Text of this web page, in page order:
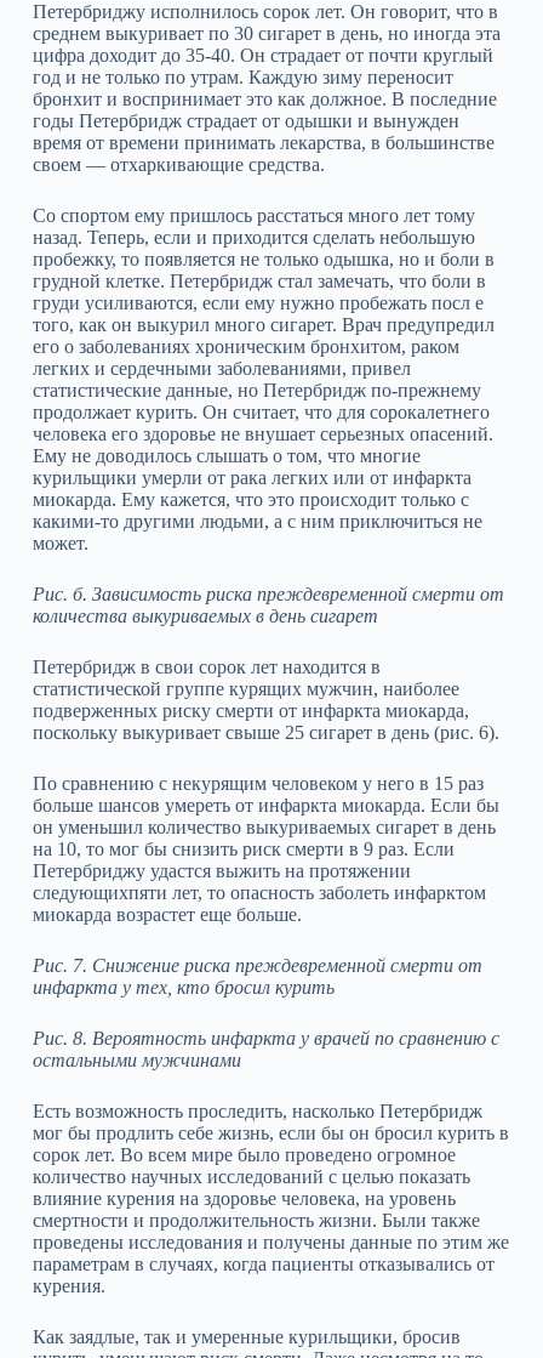
Петербриджу исполнилось сорок лет. Он говорит, что в
среднем выкуривает по 30 сигарет в день, но иногда эта
цифра доходит до 35‑40. Он страдает от почти круглый
год и не только по утрам. Каждую зиму переносит
бронхит и воспринимает это как должное. В последние
годы Петербридж страдает от одышки и вынужден
время от времени принимать лекарства, в большинстве
своем — отхаркивающие средства.
Со спортом ему пришлось расстаться много лет тому
назад. Теперь, если и приходится сделать небольшую
пробежку, то появляется не только одышка, но и боли в
грудной клетке. Петербридж стал замечать, что боли в
груди усиливаются, если ему нужно пробежать посл е
того, как он выкурил много сигарет. Врач предупредил
его о заболеваниях хроническим бронхитом, раком
легких и сердечными заболеваниями, привел
статистические данные, но Петербридж по‑прежнему
продолжает курить. Он считает, что для сорокалетнего
человека его здоровье не внушает серьезных опасений.
Ему не доводилось слышать о том, что многие
курильщики умерли от рака легких или от инфаркта
миокарда. Ему кажется, что это происходит только с
какими‑то другими людьми, а с ним приключиться не
может.
Рис. б. Зависимость риска преждевременной смерти от
количества выкуриваемых в день сигарет
Петербридж в свои сорок лет находится в
статистической группе курящих мужчин, наиболее
подверженных риску смерти от инфаркта миокарда,
поскольку выкуривает свыше 25 сигарет в день (рис. 6).
По сравнению с некурящим человеком у него в 15 раз
больше шансов умереть от инфаркта миокарда. Если бы
он уменьшил количество выкуриваемых сигарет в день
на 10, то мог бы снизить риск смерти в 9 раз. Если
Петербриджу удастся выжить на протяжении
следующихпяти лет, то опасность заболеть инфарктом
миокарда возрастет еще больше.
Рис. 7. Снижение риска преждевременной смерти от
инфаркта у тех, кто бросил курить
Рис. 8. Вероятность инфаркта у врачей по сравнению с
остальными мужчинами
Есть возможность проследить, насколько Петербридж
мог бы продлить себе жизнь, если бы он бросил курить в
сорок лет. Во всем мире было проведено огромное
количество научных исследований с целью показать
влияние курения на здоровье человека, на уровень
смертности и продолжительность жизни. Были также
проведены исследования и получены данные по этим же
параметрам в случаях, когда пациенты отказывались от
курения.
Как заядлые, так и умеренные курильщики, бросив